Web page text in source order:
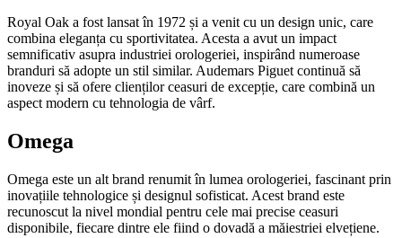
Royal Oak a fost lansat în 1972 și a venit cu un design unic, care
combina eleganța cu sportivitatea. Acesta a avut un impact
semnificativ asupra industriei orologeriei, inspirând numeroase
branduri să adopte un stil similar. Audemars Piguet continuă să
inoveze și să ofere clienților ceasuri de excepție, care combină un
aspect modern cu tehnologia de vârf.
Omega
Omega este un alt brand renumit în lumea orologeriei, fascinant prin
inovațiile tehnologice și designul sofisticat. Acest brand este
recunoscut la nivel mondial pentru cele mai precise ceasuri
disponibile, fiecare dintre ele fiind o dovadă a măiestriei elvețiene.